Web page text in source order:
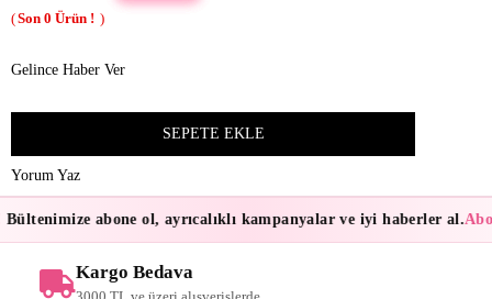
0
Gelince Haber Ver
Yorum Yaz
abone ol, ayrıcalıklı kampanyalar ve iyi haberler al.
Kargo Bedava
3000 TL ve üzeri alışverişlerde